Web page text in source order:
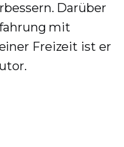
Darüber
mit
Freizeit ist er